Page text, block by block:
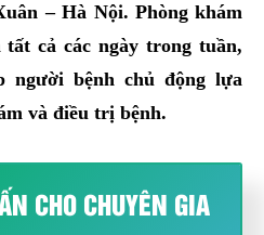
– Hà Nội. Phòng khám
cả các ngày trong tuần,
người bệnh chủ động lựa
và điều trị bệnh.
CHO CHUYÊN GIA